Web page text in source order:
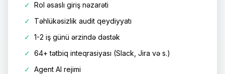
✓ Rol əsaslı giriş nəzarəti
✓
Təhlükəsizlik audit qeydiyyatı
✓ 1-2 iş günü ərzində dəstək
✓ 64+ tətbiq inteqrasiyası (Slack, Jira və s.)
✓ Agent AI rejimi